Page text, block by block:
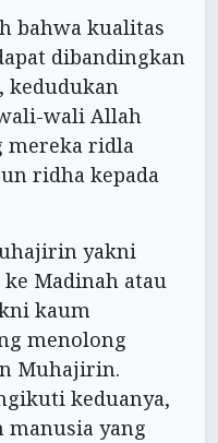
bahwa kualitas
dibandingkan
kedudukan
wali Allah
mereka ridla
ridha kepada
yakni
Madinah atau
kaum
menolong
Muhajirin.
keduanya,
manusia yang